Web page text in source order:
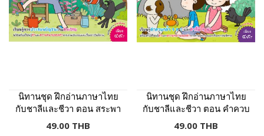
นิทานชุด ฝึกอ่านภาษาไทย
กับชาลีและชีวา ตอน สระพา
สนุก
49.00 THB
นิทานชุด ฝึกอ่านภาษาไทย
กับชาลีและชีวา ตอน คำควบ
กล้ำ อักษรนำ จำได้แม่น
49.00 THB